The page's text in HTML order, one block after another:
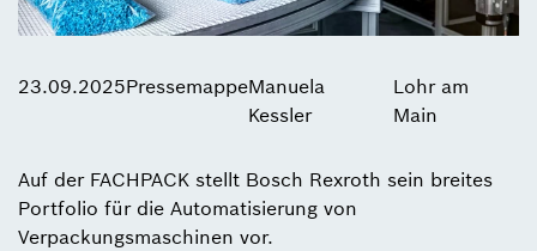
23.09.2025PressemappeManuela
Kessler
Lohr am
Main
Auf der FACHPACK stellt Bosch Rexroth sein breites
Portfolio für die Automatisierung von
Verpackungsmaschinen vor.